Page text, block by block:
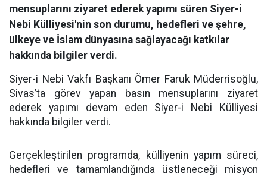
mensuplarını ziyaret ederek yapımı süren Siyer-i
Nebi Külliyesi'nin son durumu, hedefleri ve şehre,
ülkeye ve İslam dünyasına sağlayacağı katkılar
hakkında bilgiler verdi.
Siyer-i Nebi Vakfı Başkanı Ömer Faruk Müderrisoğlu,
Sivas’ta görev yapan basın mensuplarını ziyaret
ederek yapımı devam eden Siyer-i Nebi Külliyesi
hakkında bilgiler verdi.
Gerçekleştirilen programda, külliyenin yapım süreci,
hedefleri ve tamamlandığında üstleneceği misyon